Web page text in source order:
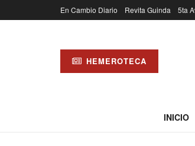
En Cambio Diario Revita Guinda 5ta
HEMEROTECA
INICIO